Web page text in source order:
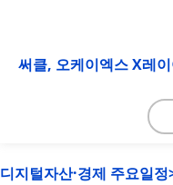
써클, 오케이엑스 X레이
디지털자산·경제 주요일정